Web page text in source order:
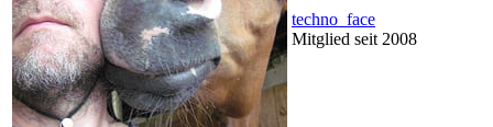
techno_face
Mitglied seit 2008